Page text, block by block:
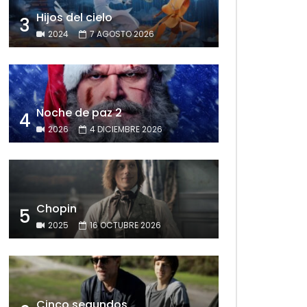
3 Hijos del cielo
2024 7 AGOSTO 2026
4 Noche de paz 2
2026 4 DICIEMBRE 2026
5 Chopin
2025 16 OCTUBRE 2026